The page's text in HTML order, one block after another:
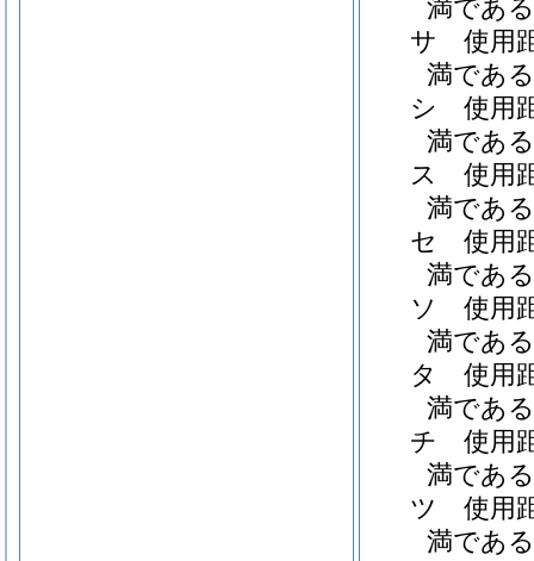
満であ
サ
使用
満であ
シ
使用
満であ
ス
使用
満であ
セ
使用
満であ
ソ
使用
満であ
タ
使用
満であ
チ
使用
満であ
ツ
使用
満であ